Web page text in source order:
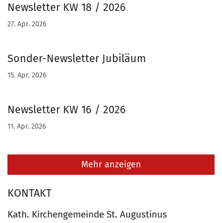
Newsletter KW 18 / 2026
27. Apr. 2026
Sonder-Newsletter Jubiläum
15. Apr. 2026
Newsletter KW 16 / 2026
11. Apr. 2026
Mehr anzeigen
KONTAKT
Kath. Kirchengemeinde St. Augustinus